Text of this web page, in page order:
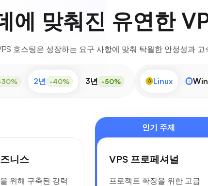
에 맞춰진 유연한
호스팅은 성장하는 요구 사항에 맞춰 탁월한 안정성과
2년 -40% 3년 -50% Linux
니스
위해 구축된 강력
인기 주제
VPS 프로페셔널
프로젝트 확장을 위한 고급